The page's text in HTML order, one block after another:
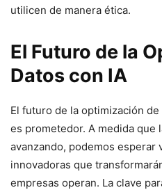
utilicen de manera ética.
El Futuro de la
Datos con IA
El futuro de la optimización
es prometedor. A medida que
avanzando, podemos esperar
innovadoras que
empresas operan. La clave